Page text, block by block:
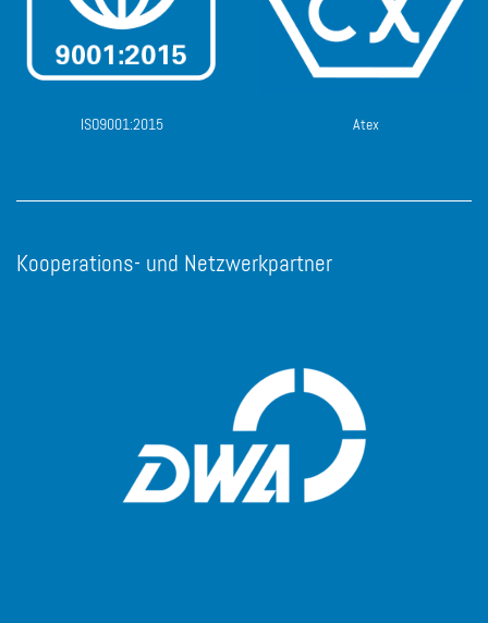
ISO9001:2015 Atex
Kooperations- und Netzwerkpartner